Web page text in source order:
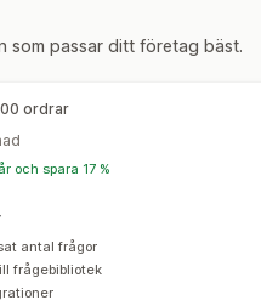
och försäljning
rapporter
Anpassade instrumentpaneler
rapporter
Dataexport
Score (NPS)
inskickningar
Analysverktyg
som passar ditt företag bäst.
ordrar
och spara 17 %
antal frågor
frågebibliotek